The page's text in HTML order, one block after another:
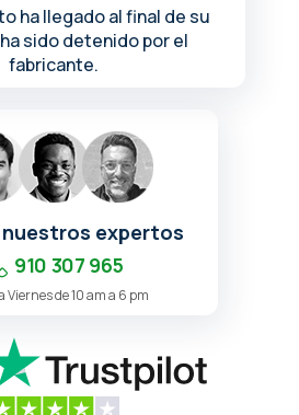
ha llegado al final de su
sido detenido por el
fabricante.
nuestros expertos
910 307 965
Viernes de 10 am a 6 pm